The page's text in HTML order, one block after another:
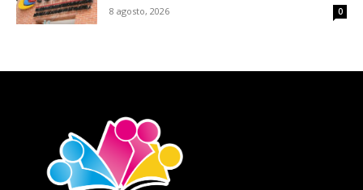
8 agosto, 2026 0